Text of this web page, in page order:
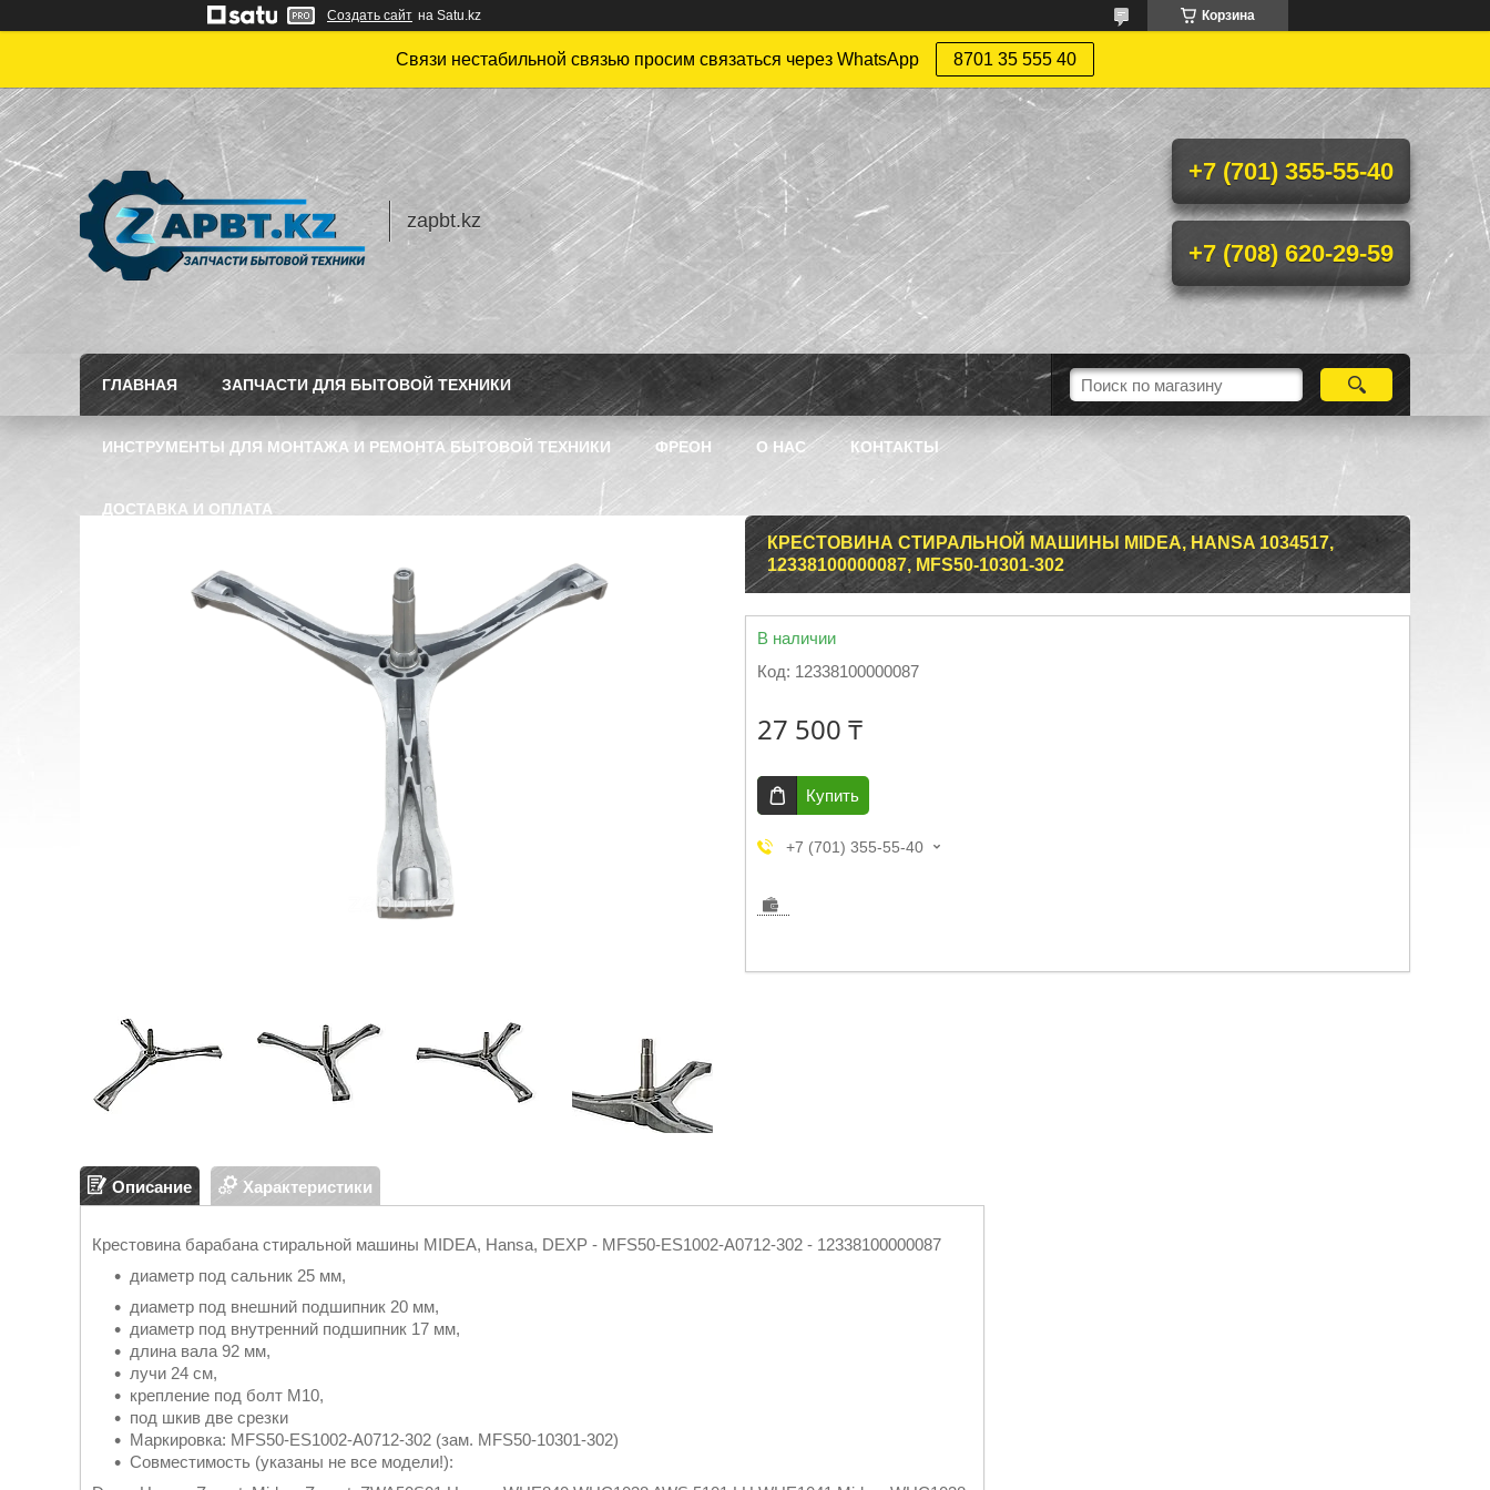
Создать сайт на Satu.kz Корзина
Связи нестабильной связью просим связаться через WhatsApp 8701 35 555 40
zapbt.kz
+7 (701) 355-55-40
+7 (708) 620-29-59
ГЛАВНАЯ ЗАПЧАСТИ ДЛЯ БЫТОВОЙ ТЕХНИКИ
ИНСТРУМЕНТЫ ДЛЯ МОНТАЖА И РЕМОНТА БЫТОВОЙ ТЕХНИКИ ФРЕОН О НАС КОНТАКТЫ
ДОСТАВКА И ОПЛАТА
КРЕСТОВИНА СТИРАЛЬНОЙ МАШИНЫ MIDEA, HANSA 1034517,
12338100000087, MFS50-10301-302
В наличии
Код: 12338100000087
27 500 ₸
Купить
+7 (701) 355-55-40
Описание Характеристики
Крестовина барабана стиральной машины MIDEA, Hansa, DEXP - MFS50-ES1002-A0712-302 - 12338100000087
диаметр под сальник 25 мм,
диаметр под внешний подшипник 20 мм,
диаметр под внутренний подшипник 17 мм,
длина вала 92 мм,
лучи 24 см,
крепление под болт М10,
под шкив две срезки
Маркировка: MFS50-ES1002-A0712-302 (зам. MFS50-10301-302)
Совместимость (указаны не все модели!):